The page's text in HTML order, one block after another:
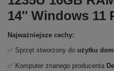
14'' Windows 11
Najważniejsze cechy:
✅ Sprzęt stworzony do użytku
✅ Komputer znanego producenta